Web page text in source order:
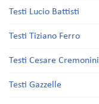
Testi Lucio Battisti
Testi Tiziano Ferro
Testi Cesare Cremonini
Testi Gazzelle